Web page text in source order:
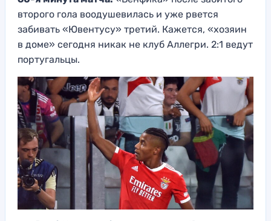
второго гола воодушевилась и уже рвется
забивать «Ювентусу» третий. Кажется, «хозяин
в доме» сегодня никак не клуб Аллегри. 2:1 ведут
португальцы.